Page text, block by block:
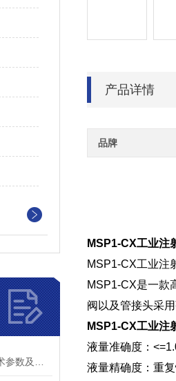
产品详情
品牌
MSP1-CX工业注
MSP1-CX工业注
MSP1-CX是一款
阀以及管接头采
MSP1-CX工业注
液量准确度：
液量精确度：重